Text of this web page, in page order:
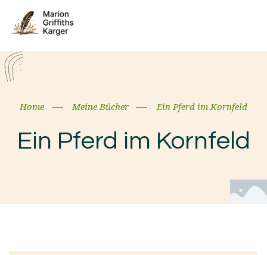
Home Meine Bücher Ein Pferd im Kornfeld
Ein Pferd im Kornfeld